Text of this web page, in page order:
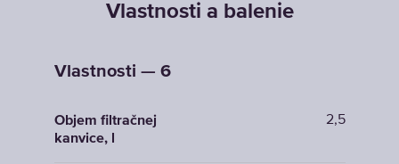
Vlastnosti a balenie
Vlastnosti — 6
Objem filtračnej
kanvice, l
2,5